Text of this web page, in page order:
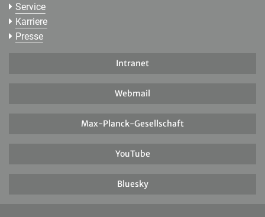
Service
Karriere
Presse
Intranet
Webmail
Max-Planck-Gesellschaft
YouTube
Bluesky